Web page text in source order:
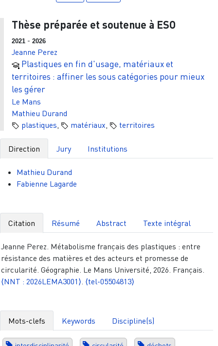
Thèse préparée et soutenue à ESO
2021 - 2026
Jeanne Perez
Plastiques en fin d'usage, matériaux et
territoires : affiner les sous catégories pour mieux
les gérer
Le Mans
Mathieu Durand
plastiques
matériaux territoires
Direction Jury Institutions
Mathieu Durand
Fabienne Lagarde
Citation Résumé Abstract Texte intégral
Jeanne Perez. Métabolisme français des plastiques : entre
résistance des matières et des acteurs et promesse de
circularité. Géographie. Le Mans Université, 2026. Français.
⟨NNT : 2026LEMA3001⟩ ⟨tel-05504813⟩
Mots-clefs Keywords Discipline(s)